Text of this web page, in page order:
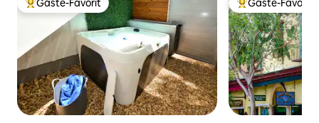
Beliebter Gäste-Favorit.
Gäste-Favorit Beliebter Gäste-
Gäste-Favorit